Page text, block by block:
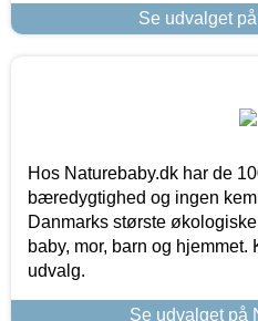
Se udvalget
Hos Naturebaby.dk har de
bæredygtighed og ingen
Danmarks største
baby, mor, barn og hjemmet.
udvalg.
Se udvalget på